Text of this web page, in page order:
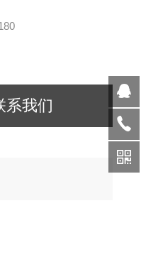
系我们